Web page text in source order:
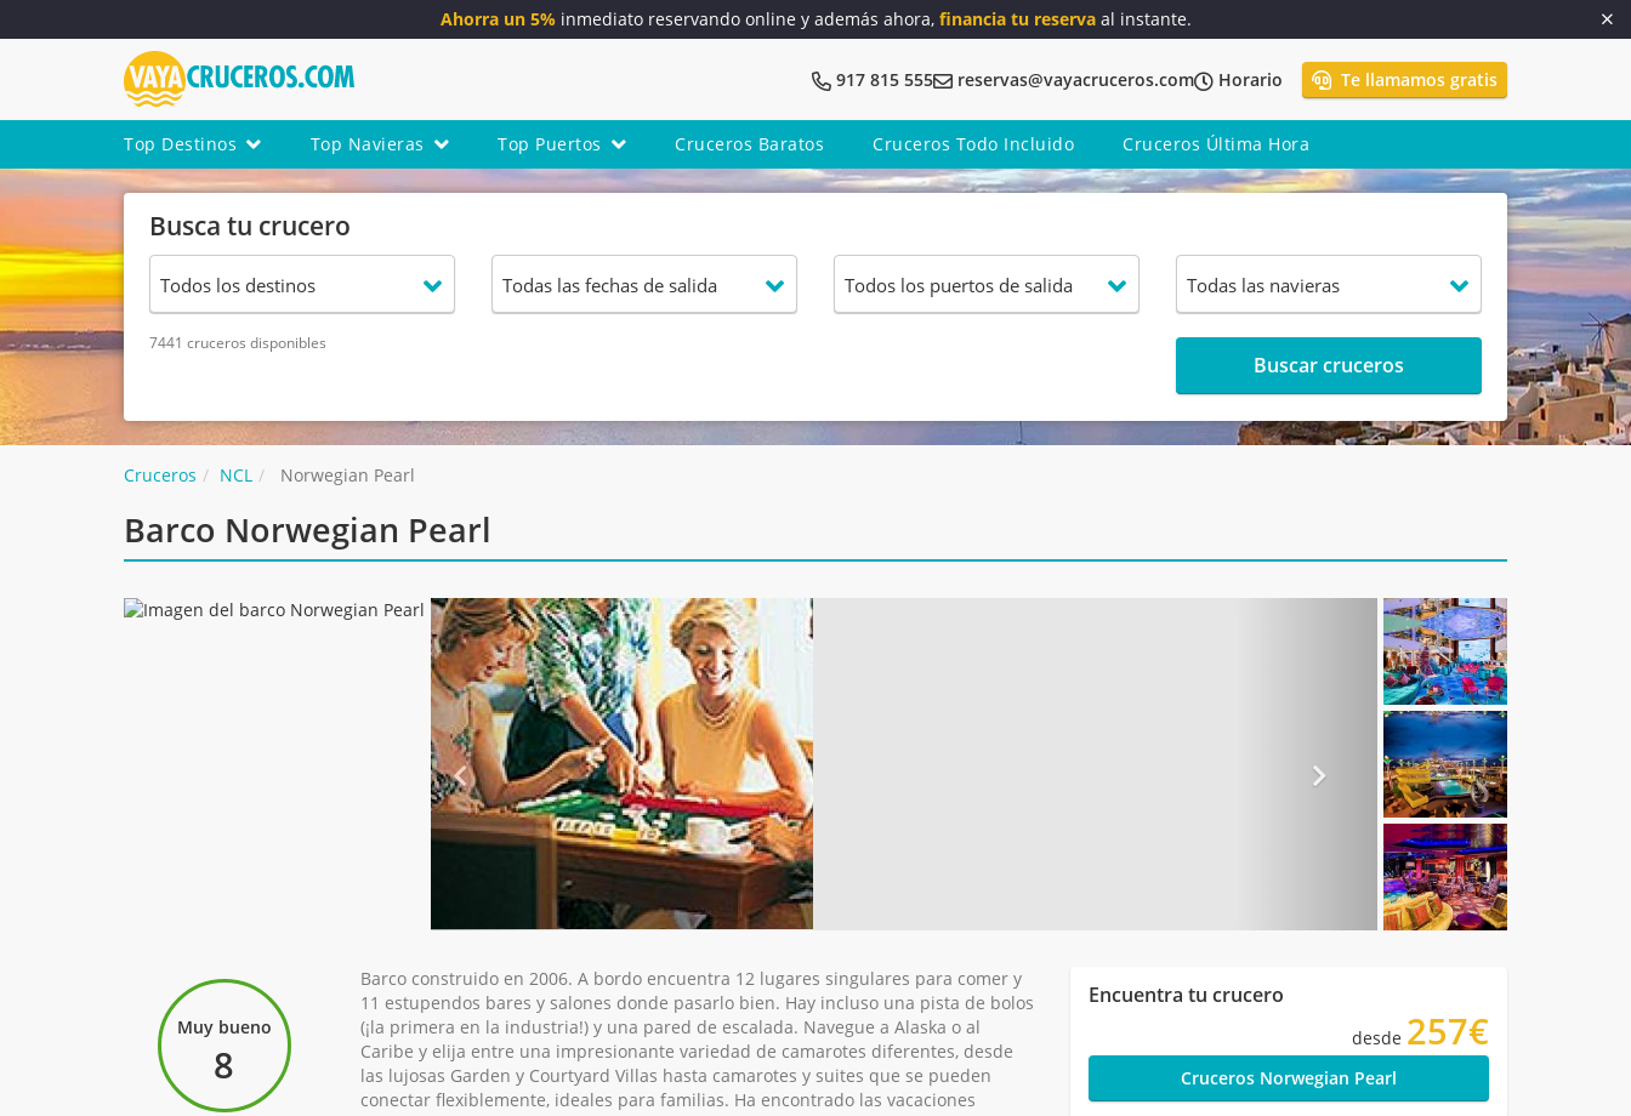
Ahorra un 5%inmediato reservando online y además ahora, financia tu reservaal instante.
917 815 555 reservas@vayacruceros.com Horario Te llamamos gratis
Top Destinos Top Navieras Top Puertos Cruceros Baratos Cruceros Todo Incluido Cruceros Última Hora
Busca tu crucero
7441 cruceros disponibles
Buscar cruceros
Cruceros NCL Norwegian Pearl
Barco Norwegian Pearl
Muy bueno
8
Barco construido en 2006. A bordo encuentra 12 lugares singulares para comer y
11 estupendos bares y salones donde pasarlo bien. Hay incluso una pista de bolos
(¡la primera en la industria!) y una pared de escalada. Navegue a Alaska o al
Caribe y elija entre una impresionante variedad de camarotes diferentes, desde
las lujosas Garden y Courtyard Villas hasta camarotes y suites que se pueden
conectar flexiblemente, ideales para familias. Ha encontrado las vacaciones
Encuentra tu crucero
desde 257€
Cruceros Norwegian Pearl